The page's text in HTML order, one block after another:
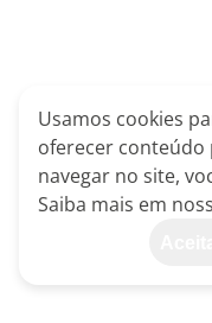
Usamos cookies
oferecer conteúdo
navegar no site,
Saiba mais em